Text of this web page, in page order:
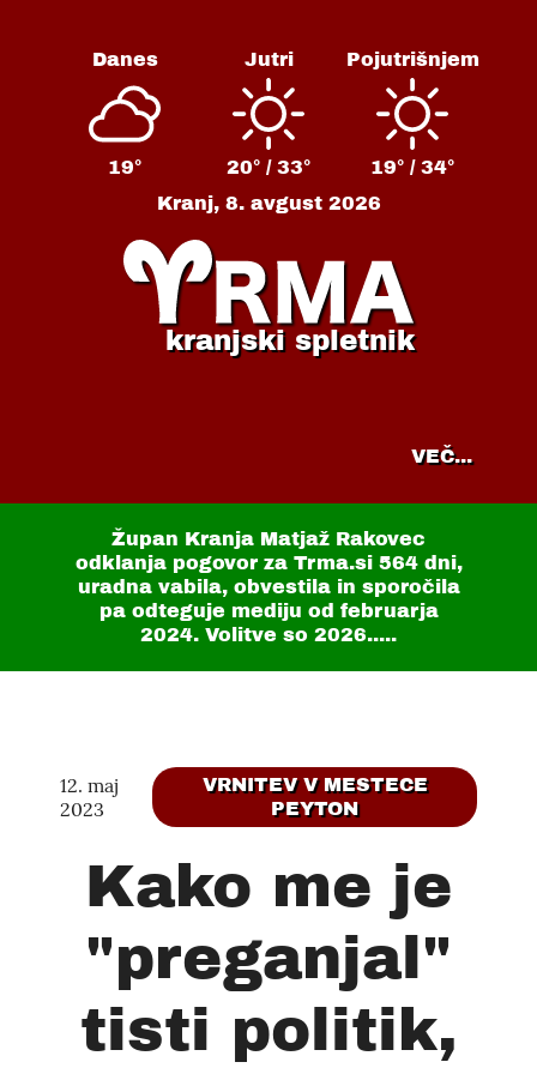
Danes
19°
Jutri
20° / 33°
Pojutrišnjem
19° / 34°
Kranj, 8. avgust 2026
kranjski spletnik
VEČ...
Župan Kranja Matjaž Rakovec
odklanja pogovor za Trma.si 564 dni,
uradna vabila, obvestila in sporočila
pa odteguje mediju od februarja
2024. Volitve so 2026.....
12. maj
2023
VRNITEV V MESTECE
PEYTON
Kako me je
"preganjal"
tisti politik,